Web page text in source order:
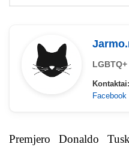
Kontaktai:
Facebook
Premjero Donaldo